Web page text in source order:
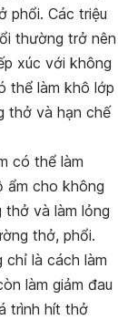
phổi. Các triệu
thường trở nên
xúc với không
thể làm khô lớp
thở và hạn chế
có thể làm
ẩm cho không
thở và làm lỏng
thở, phổi.
là cách làm
làm giảm đau
trình hít thở